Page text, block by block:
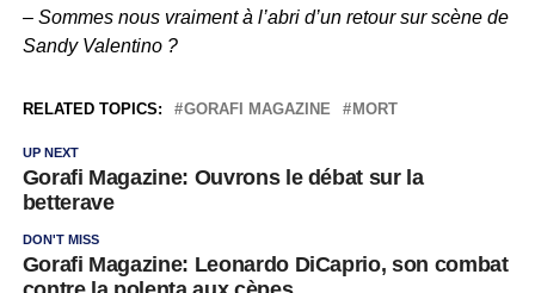
– Sommes nous vraiment à l’abri d’un retour sur scène de
Sandy Valentino ?
RELATED TOPICS: GORAFI MAGAZINE MORT
UP NEXT
Gorafi Magazine: Ouvrons le débat sur la
betterave
DON'T MISS
Gorafi Magazine: Leonardo DiCaprio, son combat